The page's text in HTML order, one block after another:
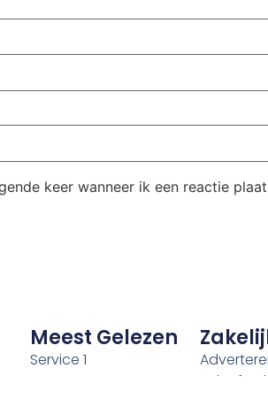
keer wanneer ik een reactie
Meest Gelezen
Service 1